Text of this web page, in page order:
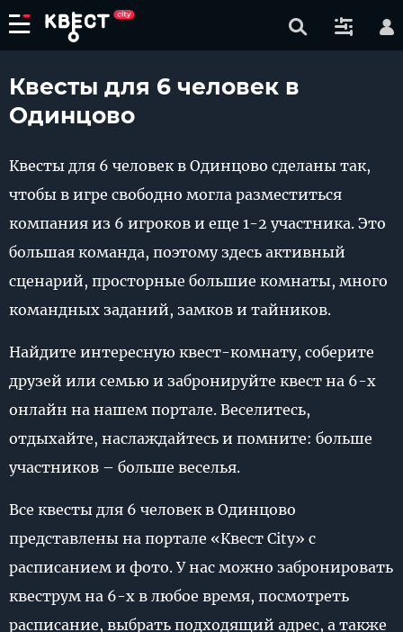
Квесты для 6 человек в
Одинцово
Квесты для 6 человек в Одинцово сделаны так,
чтобы в игре свободно могла разместиться
компания из 6 игроков и еще 1-2 участника. Это
большая команда, поэтому здесь активный
сценарий, просторные большие комнаты, много
командных заданий, замков и тайников.
Найдите интересную квест-комнату, соберите
друзей или семью и забронируйте квест на 6-х
онлайн на нашем портале. Веселитесь,
отдыхайте, наслаждайтесь и помните: больше
участников – больше веселья.
Все квесты для 6 человек в Одинцово
представлены на портале «Квест City» с
расписанием и фото. У нас можно забронировать
квеструм на 6-х в любое время, посмотреть
расписание, выбрать подходящий адрес, а также